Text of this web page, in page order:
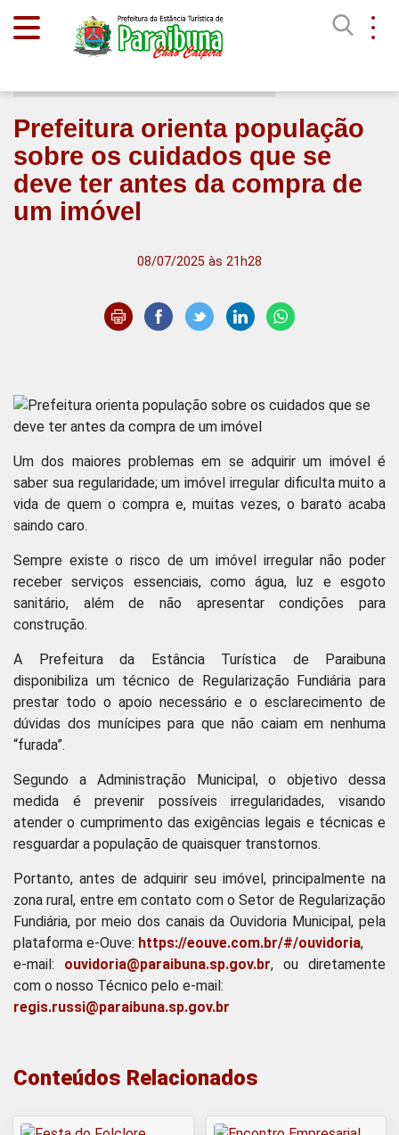
Prefeitura orienta população
sobre os cuidados que se
deve ter antes da compra de
um imóvel
08/07/2025 às 21h28
Um dos maiores problemas em se adquirir um imóvel é
saber sua regularidade; um imóvel irregular dificulta muito a
vida de quem o compra e, muitas vezes, o barato acaba
saindo caro.
Sempre existe o risco de um imóvel irregular não poder
receber serviços essenciais, como água, luz e esgoto
sanitário, além de não apresentar condições para
construção.
A Prefeitura da Estância Turística de Paraibuna
disponibiliza um técnico de Regularização Fundiária para
prestar todo o apoio necessário e o esclarecimento de
dúvidas dos munícipes para que não caiam em nenhuma
“furada”.
Segundo a Administração Municipal, o objetivo dessa
medida é prevenir possíveis irregularidades, visando
atender o cumprimento das exigências legais e técnicas e
resguardar a população de quaisquer transtornos.
Portanto, antes de adquirir seu imóvel, principalmente na
zona rural, entre em contato com o Setor de Regularização
Fundiária, por meio dos canais da Ouvidoria Municipal, pela
plataforma e-Ouve: https://eouve.com.br/#/ouvidoria,
e-mail: ouvidoria@paraibuna.sp.gov.br, ou diretamente
com o nosso Técnico pelo e-mail:
regis.russi@paraibuna.sp.gov.br
Conteúdos Relacionados